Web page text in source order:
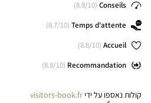
Conseils
(
8.8/10)
Temps d'attente
(
8.7/10)
Accueil
(
8.8/10)
Recommandation
(
8.8/10)
קולות נאספו על ידי visitors-book.fr